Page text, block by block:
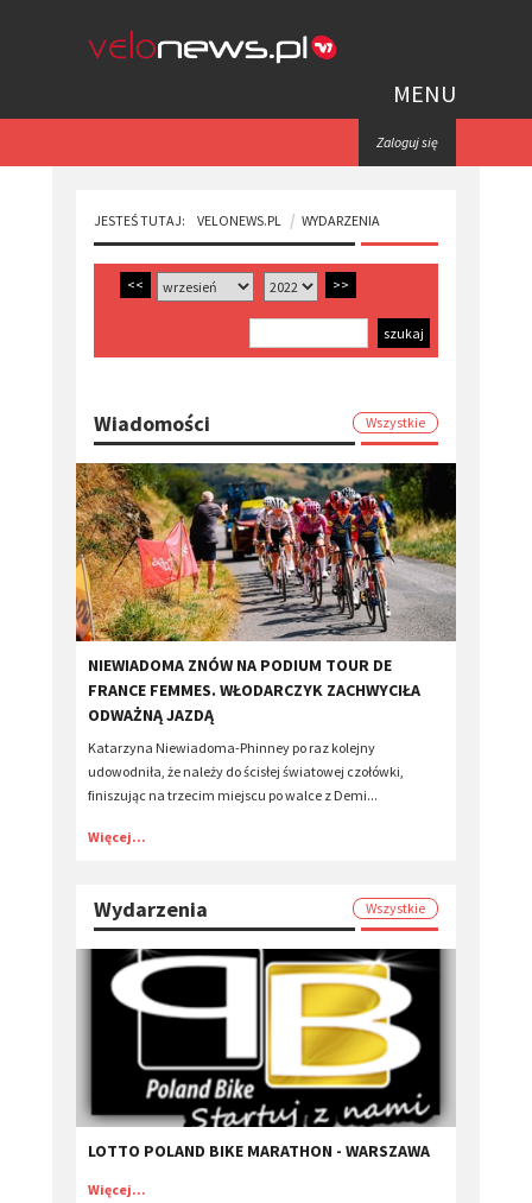
MENU
Zaloguj się
JESTEŚ TUTAJ: VELONEWS.PL WYDARZENIA
<< >>
Wiadomości Wszystkie
​NIEWIADOMA ZNÓW NA PODIUM TOUR DE
FRANCE FEMMES. WŁODARCZYK ZACHWYCIŁA
ODWAŻNĄ JAZDĄ
Katarzyna Niewiadoma-Phinney po raz kolejny
udowodniła, że należy do ścisłej światowej czołówki,
finiszując na trzecim miejscu po walce z Demi...
Więcej...
Wydarzenia Wszystkie
LOTTO POLAND BIKE MARATHON - WARSZAWA
Więcej...